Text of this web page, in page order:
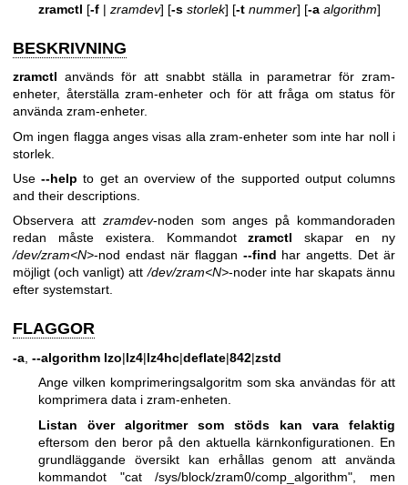
zramctl [-f | zramdev] [-s storlek] [-t nummer] [-a algorithm]
BESKRIVNING
zramctl används för att snabbt ställa in parametrar för zram-
enheter, återställa zram-enheter och för att fråga om status för
använda zram-enheter.
Om ingen flagga anges visas alla zram-enheter som inte har noll i
storlek.
Use--help to get an overview of the supported output columns
and their descriptions.
Observera att zramdev-noden som anges på kommandoraden
redan måste existera. Kommandotzramctl skapar en ny
/dev/zram<N>-nod endast när flaggan --find har angetts. Det är
möjligt (och vanligt) att/dev/zram<N>-noder inte har skapats ännu
efter systemstart.
FLAGGOR
-a --algorithm lzo|lz4|lz4hc|deflate|842|zstd
Ange vilken komprimeringsalgoritm som ska användas för att
komprimera data i zram-enheten.
Listan över algoritmer som stöds kan vara felaktig
eftersom den beror på den aktuella kärnkonfigurationen. En
grundläggande översikt kan erhållas genom att använda
kommandot "cat /sys/block/zram0/comp_algorithm", men